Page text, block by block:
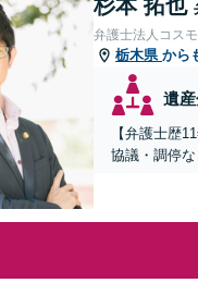
杉本 拓也
弁護士法人コス
栃木県 から
遺
【弁護士歴
協議・調停